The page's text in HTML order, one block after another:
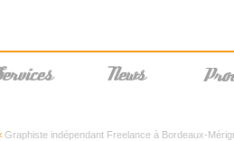
Graphiste indépendant Freelance à Bordeaux-